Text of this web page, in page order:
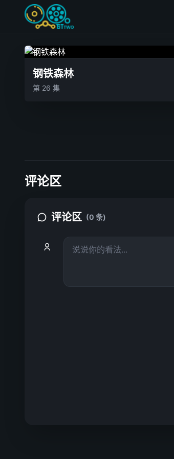
钢铁森林
第 26 集
评论区
评论区 (0 条)